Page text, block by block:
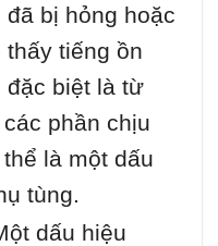
bị hỏng hoặc
thấy tiếng ồn
đặc biệt là từ
phần chịu
là một dấu
tùng.
dấu hiệu